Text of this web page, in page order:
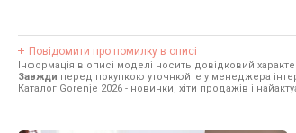
Повідомити про помилку в описі
Інформація в описі моделі носить довідковий
Завжди перед покупкою уточнюйте у менеджера
Каталог Gorenje 2026 - новинки, хіти продажів і